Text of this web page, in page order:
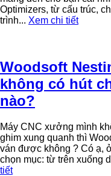
Optimizers, từ cấu trúc,
trình... Xem chi tiết
Woodsoft
không có hút
nào?
Máy CNC xưởng mình
ghim xung quanh thì
ván được không ? Có ạ,
chọn mục: từ trên xuống
tiết